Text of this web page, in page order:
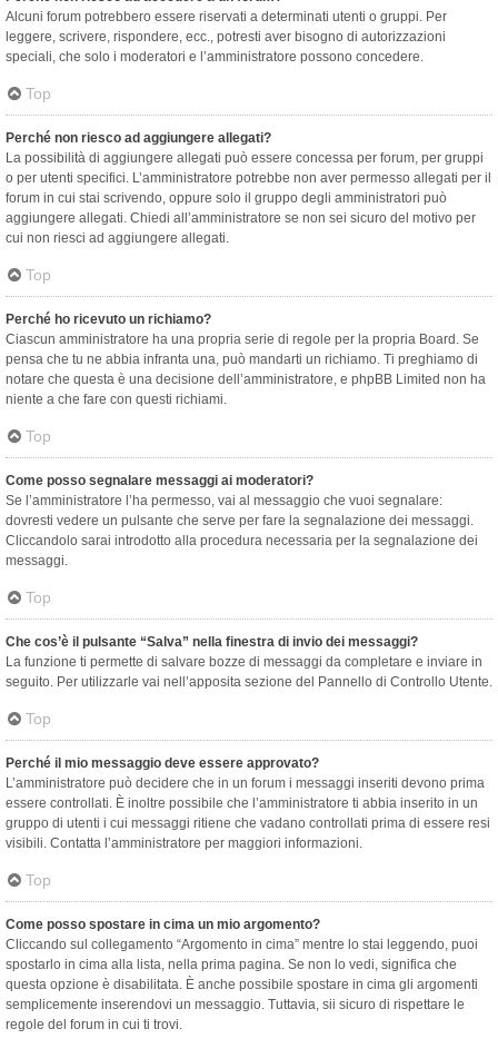
Alcuni forum potrebbero essere riservati a determinati utenti o gruppi. Per
leggere, scrivere, rispondere, ecc., potresti aver bisogno di autorizzazioni
speciali, che solo i moderatori e l’amministratore possono concedere.
Top
Perché non riesco ad aggiungere allegati?
La possibilità di aggiungere allegati può essere concessa per forum, per gruppi
o per utenti specifici. L’amministratore potrebbe non aver permesso allegati per il
forum in cui stai scrivendo, oppure solo il gruppo degli amministratori può
aggiungere allegati. Chiedi all’amministratore se non sei sicuro del motivo per
cui non riesci ad aggiungere allegati.
Top
Perché ho ricevuto un richiamo?
Ciascun amministratore ha una propria serie di regole per la propria Board. Se
pensa che tu ne abbia infranta una, può mandarti un richiamo. Ti preghiamo di
notare che questa è una decisione dell’amministratore, e phpBB Limited non ha
niente a che fare con questi richiami.
Top
Come posso segnalare messaggi ai moderatori?
Se l’amministratore l’ha permesso, vai al messaggio che vuoi segnalare:
dovresti vedere un pulsante che serve per fare la segnalazione dei messaggi.
Cliccandolo sarai introdotto alla procedura necessaria per la segnalazione dei
messaggi.
Top
Che cos’è il pulsante “Salva” nella finestra di invio dei messaggi?
La funzione ti permette di salvare bozze di messaggi da completare e inviare in
seguito. Per utilizzarle vai nell’apposita sezione del Pannello di Controllo Utente.
Top
Perché il mio messaggio deve essere approvato?
L’amministratore può decidere che in un forum i messaggi inseriti devono prima
essere controllati. È inoltre possibile che l’amministratore ti abbia inserito in un
gruppo di utenti i cui messaggi ritiene che vadano controllati prima di essere resi
visibili. Contatta l’amministratore per maggiori informazioni.
Top
Come posso spostare in cima un mio argomento?
Cliccando sul collegamento “Argomento in cima” mentre lo stai leggendo, puoi
spostarlo in cima alla lista, nella prima pagina. Se non lo vedi, significa che
questa opzione è disabilitata. È anche possibile spostare in cima gli argomenti
semplicemente inserendovi un messaggio. Tuttavia, sii sicuro di rispettare le
regole del forum in cui ti trovi.